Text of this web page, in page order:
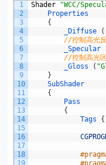
1
2
3
4
5
6
7
8
9
10
11
12
13
14
15
16
17
18
Shader "WCC/
Properties
{
_Diffuse
(
//控制高光
_Specular
//控制高光
_Gloss
(
}
SubShader
{
Pass
{
Tags
{